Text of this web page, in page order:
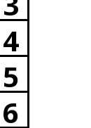
4
5
6